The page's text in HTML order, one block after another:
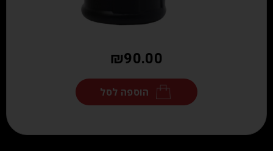
₪90.00
הוספה לסל